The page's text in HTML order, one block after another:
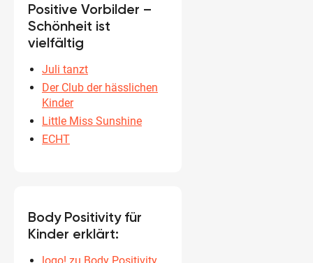
Positive Vorbilder –
Schönheit ist
vielfältig
Juli tanzt
Der Club der hässlichen
Kinder
Little Miss Sunshine
ECHT
Body Positivity für
Kinder erklärt: